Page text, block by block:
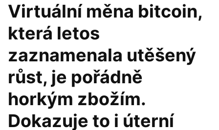
Virtuální měna bitcoin,
která letos
zaznamenala utěšený
růst, je pořádně
horkým zbožím.
Dokazuje to i úterní